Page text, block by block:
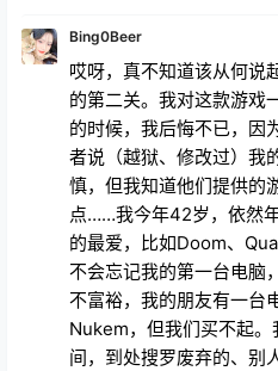
慎，但我知道他们提供
点……我今年42岁，依然
的最爱，比如Doom、
不会忘记我的第一台电脑
不富裕，我的朋友有一台
Nukem，但我们买不起。
间，到处搜罗废弃的、别
零开始组装了我的第一台
那玩意儿大概是奔腾1吧
16MB，哈哈，记不清了
话线都占满了，哈哈（没
戏）。我们玩的是家里的